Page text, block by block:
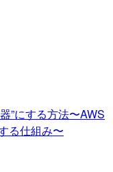
”にする方法〜AWS
る仕組み〜